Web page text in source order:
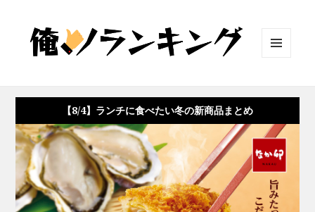
ット
【8/4】ランチに食べたい冬の新商品まとめ